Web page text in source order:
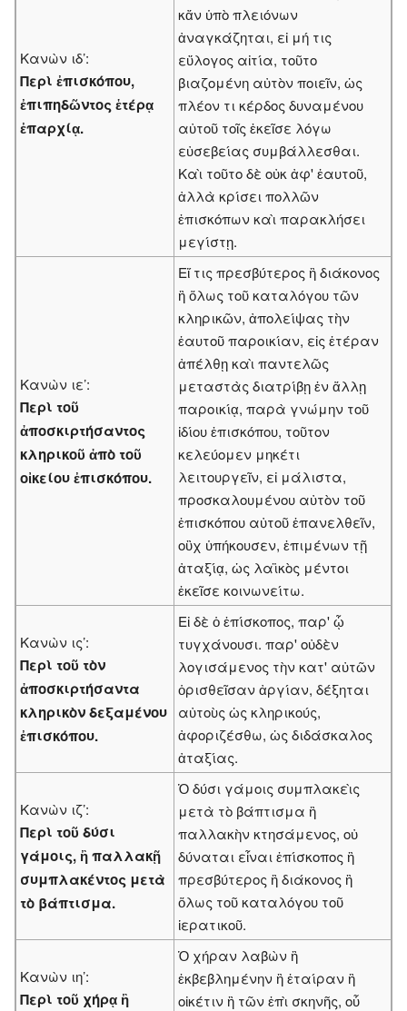
Κανὼν ιδ’:
Περὶ ἐπισκόπου,
ἐπιπηδῶντος ἑτέρᾳ
ἐπαρχίᾳ.
κἄν ὑπὸ πλειόνων
ἀναγκάζηται, εἰ μή τις
εὔλογος αἰτία, τοῦτο
βιαζομένη αὐτὸν ποιεῖν, ὡς
πλέον τι κέρδος δυναμένου
αὐτοῦ τοῖς ἐκεῖσε λόγω
εὐσεβείας συμβάλλεσθαι.
Καὶ τοῦτο δὲ οὐκ ἀφ' ἑαυτοῦ,
ἀλλὰ κρίσει πολλῶν
ἐπισκόπων καὶ παρακλήσει
μεγίστῃ.
Κανὼν ιε’:
Περὶ τοῦ
ἀποσκιρτήσαντος
κληρικοῦ ἀπὸ τοῦ
οἰκείου ἐπισκόπου.
Εἴ τις πρεσβύτερος ἢ διάκονος
ἢ ὅλως τοῦ καταλό­γου τῶν
κληρικῶν, ἀπολείψας τὴν
ἑαυτοῦ παροικίαν, εἰς ἑτέραν
ἀπέλθῃ καὶ παντελῶς
μεταστὰς διατρίβῃ ἐν ἅλλῃ
παροικίᾳ, παρὰ γνώμην τοῦ
ἰδίου ἐπισκόπου, τοῦτον
κελεύομεν μηκέτι
λειτουργεῖν, εἰ μάλιστα,
προσκαλουμένου αὐτὸν τοῦ
ἐπισκόπου αὐτοῦ ἐπανελθεῖν,
οὒχ ὑπήκουσεν, ἐπιμένων τῇ
ἀταξίᾳ, ὡς λαϊκὸς μέντοι
ἐκεῖσε κοινωνείτω.
Κανὼν ις’:
Περὶ τοῦ τὸν
ἀποσκιρτήσαντα
κληρικὸν δεξαμένου
ἐπισκόπου.
Εἰ δὲ ὁ ἐπίσκοπος, παρ' ᾧ
τυγχάνουσι. παρ' οὐδὲν
λογισάμενος τὴν κατ' αὐτῶν
ὁρισθεῖσαν ἀργίαν, δέξηται
αὐτοὺς ὡς κληρικούς,
ἀφοριζέσθω, ὡς διδάσκαλος
ἀταξίας.
Κανὼν ιζ’:
Περὶ τοῦ δύσι
γάμοις, ἢ παλλακῇ
συμπλακέντος μετὰ
τὸ βάπτισμα.
Ὁ δύσι γάμοις συμπλακεὶς
μετὰ τὸ βάπτισμα ἢ
παλλακὴν κτησάμενος, οὐ
δύναται εἶναι ἐπίσκοπος ἢ
πρεσβύτερος ἢ διάκονος ἢ
ὅλως τοῦ καταλόγου τοῦ
ἱερατικοῦ.
Κανὼν ιη’:
Περὶ τοῦ χήρᾳ ἢ
Ὁ χήραν λαβὼν ἢ
ἐκβεβλημένην ἢ ἑταίραν ἢ
οἰκέτιν ἢ τῶν ἐπὶ σκηνῆς, οὗ